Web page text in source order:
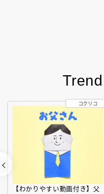
Trend
【わかりやすい動画付き】父
コクリコ